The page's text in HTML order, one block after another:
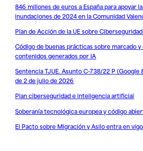
846 millones de euros a España para apoyar
inundaciones de 2024 en la Comunidad
Plan de Acción de la UE sobre
Código de buenas prácticas sobre marcado
contenidos generados por IA
Sentencia TJUE. Asunto C-738/22 P (Google
de 2 de julio de 2026
Plan ciberseguridad e inteligencia artificial
Soberanía tecnológica europea y código
El Pacto sobre Migración y Asilo entra en